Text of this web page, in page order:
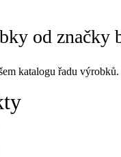
od značky
katalogu řadu